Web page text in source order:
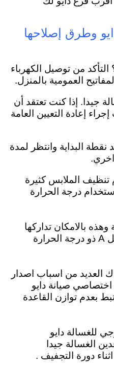
وطرق إصلاحها
التأكد من توصيل الكهرباء
العمومية بالمنزل.
جيدا. إذا كنت تعتقد أن
إعادة التعيين العامة
البداية وانتظر لمدة
الملابس كثيرة
درجة الحرارة
بالامكان تداركها
بعمل دورة خل ببرنامج غسيل A ذو درجة الحرارة
العديد من اسباب اصدار
صيانة دايو
بعدم توازن القاعدة
للغسالة دايو
الغسالة جيدا
دورة التجفيف .